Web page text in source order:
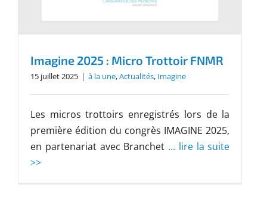
Imagine 2025 : Micro Trottoir FNMR
15 juillet 2025 | à la une,Actualités, Imagine
Les micros trottoirs enregistrés lors de la
première édition du congrès IMAGINE 2025,
en partenariat avec Branchet ... lire la suite
>>